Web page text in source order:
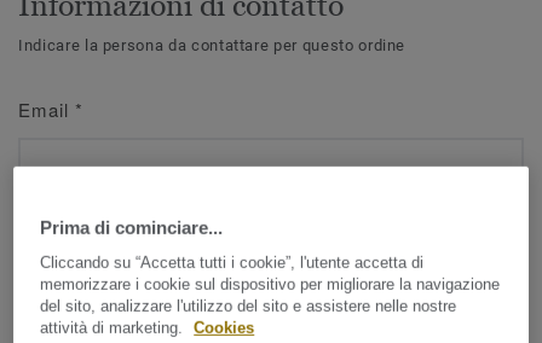
Indicare la persona da contattare per questo ordine
Email *
Nome*
Prima di cominciare...
Cliccando su “Accetta tutti i cookie”, l'utente accetta di
memorizzare i cookie sul dispositivo per migliorare la navigazione
del sito, analizzare l'utilizzo del sito e assistere nelle nostre
attività di marketing.
Cookies